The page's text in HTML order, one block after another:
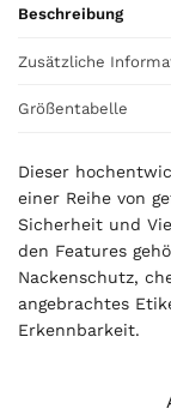
€
Beschreibung
Zusätzliche
Größentabelle
Dieser
einer Reihe von
Sicherheit und
den Features
Nackenschutz,
angebrachtes
Erkennbarkeit.